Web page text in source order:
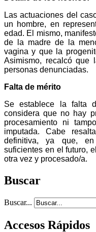
Las actuaciones del
un hombre, en
edad. El mismo,
de la madre de la
vagina y que la
Asimismo, recalcó que
personas denunciadas.
Falta de mérito
Se establece la falta
considera que no hay
procesamiento ni
imputada. Cabe
definitiva, ya que,
suficientes en el futuro,
otra vez y procesado/a.
Buscar
Buscar...
Accesos Rápidos